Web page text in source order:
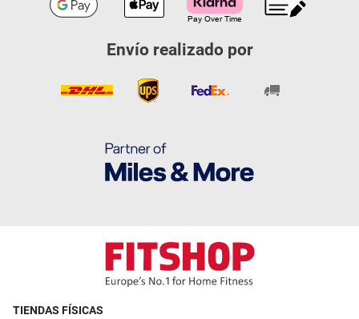
Envío realizado por
TIENDAS FÍSICAS